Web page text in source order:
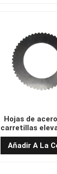
Hojas de
carretillas
de alta calidad
02601
Añadir A La